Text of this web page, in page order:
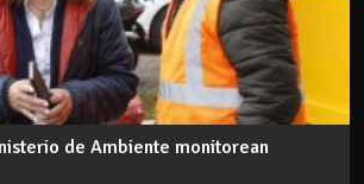
de Ambiente monitorean